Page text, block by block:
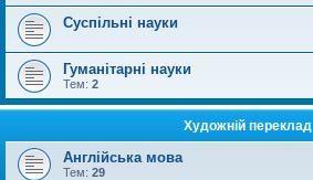
Суспільні науки
Гуманітарні науки
Тем: 2
Художній переклад
Англійська мова
Тем: 29